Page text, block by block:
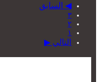
◀ السابق
٣
٢
١
التالي ▶